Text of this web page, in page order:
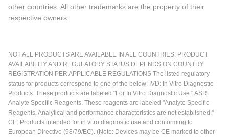
other countries. All other trademarks are the property of their
respective owners.
NOT ALL PRODUCTS ARE AVAILABLE IN ALL COUNTRIES. PRODUCT
AVAILABILITY AND REGULATORY STATUS DEPENDS ON COUNTRY
REGISTRATION PER APPLICABLE REGULATIONS The listed regulatory
status for products correspond to one of the below: IVD: In Vitro Diagnostic
Products. These products are labeled "For In Vitro Diagnostic Use." ASR:
Analyte Specific Reagents. These reagents are labeled "Analyte Specific
Reagents. Analytical and performance characteristics are not established."
CE: Products intended for in vitro diagnostic use and conforming to
European Directive (98/79/EC). (Note: Devices may be CE marked to other